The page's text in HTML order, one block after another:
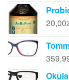
20,00